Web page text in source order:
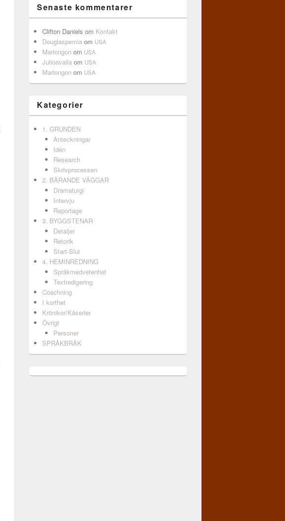
Senaste kommentarer
Clifton Daniels om Kontakt
Douglaspemia om USA
Mariongon om USA
Julioavaila om USA
Mariongon om USA
Kategorier
1. GRUNDEN
Anteckningar
Idén
Research
Skrivprocessen
2. BÄRANDE VÄGGAR
Dramaturgi
Intervju
Reportage
3. BYGGSTENAR
Detaljer
Retorik
Start-Slut
4. HEMINREDNING
Språkmedvetenhet
Textredigering
Coachning
I korthet
Krönikor/Kåserier
Övrigt
Personer
SPRÅKBRÅK